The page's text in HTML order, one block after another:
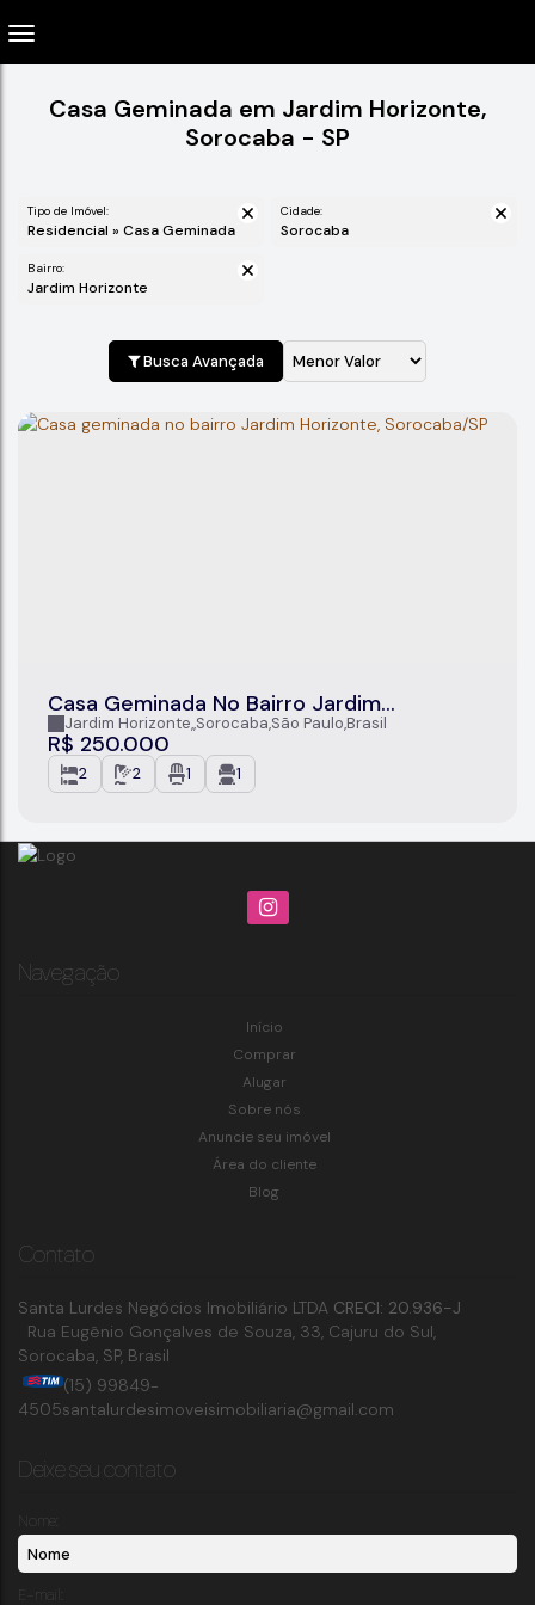
Casa Geminada em Jardim Horizonte,
Sorocaba - SP
Tipo de Imóvel:
Residencial » Casa Geminada
Cidade:
Sorocaba
Bairro:
Jardim Horizonte
Busca Avançada
Casa Geminada No Bairro Jardim
Horizonte, Sorocaba/SP
R$ 250.000
Jardim Horizonte,Sorocaba,São Paulo,Brasil
2 2 1 1
Navegação
Início
Comprar
Alugar
Sobre nós
Anuncie seu imóvel
Área do cliente
Blog
Contato
Santa Lurdes Negócios Imobiliário LTDA CRECI: 20.936-J
Rua Eugênio Gonçalves de Souza, 33, Cajuru do Sul,
Sorocaba, SP, Brasil
(15) 99849-
4505santalurdesimoveisimobiliaria@gmail.com
Deixe seu contato
Nome:
E-mail: